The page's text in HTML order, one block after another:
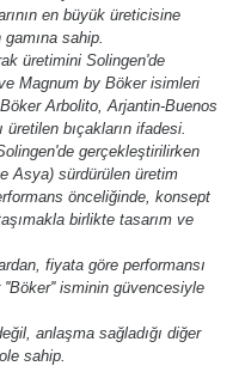
en büyük üreticisine
sahip.
üretimini Solingen'de
Magnum by Böker isimleri
Arbolito, Arjantin-Buenos
bıçakların ifadesi.
gerçekleştirilirken
Asya) sürdürülen üretim
önceliğinde, konsept
birlikte tasarım ve
fiyata göre performansı
isminin güvencesiyle
anlaşma sağladığı diğer
sahip.